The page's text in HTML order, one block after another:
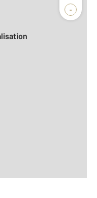
-
Biens vendus